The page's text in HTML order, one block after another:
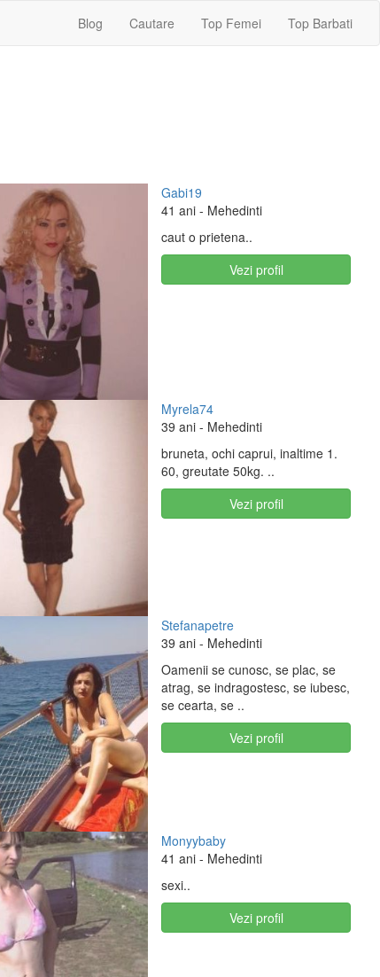
Blog Cautare Top Femei Top Barbati
Gabi19
41 ani - Mehedinti
caut o prietena..
Vezi profil
Myrela74
39 ani - Mehedinti
bruneta, ochi caprui, inaltime 1.
60, greutate 50kg. ..
Vezi profil
Stefanapetre
39 ani - Mehedinti
Oamenii se cunosc, se plac, se
atrag, se indragostesc, se iubesc,
se cearta, se ..
Vezi profil
Monyybaby
41 ani - Mehedinti
sexi..
Vezi profil